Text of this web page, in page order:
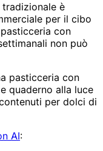
è
per il cibo
con
non può
pasticceria con
quaderno alla luce
per dolci di
AI: